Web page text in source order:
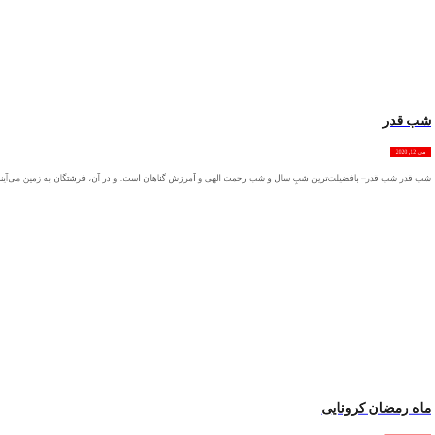
شب قدر
می 12, 2020
شب قدر شب قدر– بافضیلت‌ترین شبِ سال و شب رحمت الهی و آمرزش گناهان است. و در آن، فرشتگان به زمین
ماه رمضان کرونایی